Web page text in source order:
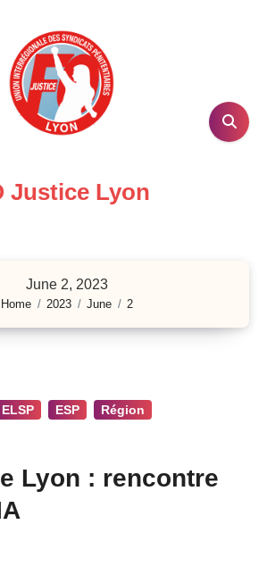
Justice Lyon
June 2, 2023
Home 2023 June 2
ELSP ESP
Région
Lyon : rencontre